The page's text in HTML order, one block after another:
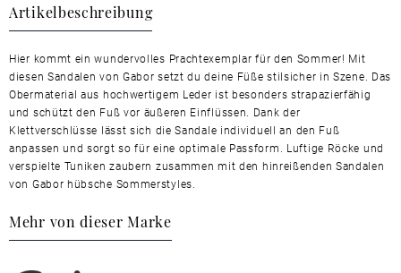
Artikelbeschreibung
Hier kommt ein wundervolles Prachtexemplar für den Sommer! Mit
diesen Sandalen von Gabor setzt du deine Füße stilsicher in Szene. Das
Obermaterial aus hochwertigem Leder ist besonders strapazierfähig
und schützt den Fuß vor äußeren Einflüssen. Dank der
Klettverschlüsse lässt sich die Sandale individuell an den Fuß
anpassen und sorgt so für eine optimale Passform. Luftige Röcke und
verspielte Tuniken zaubern zusammen mit den hinreißenden Sandalen
von Gabor hübsche Sommerstyles.
Mehr von dieser Marke